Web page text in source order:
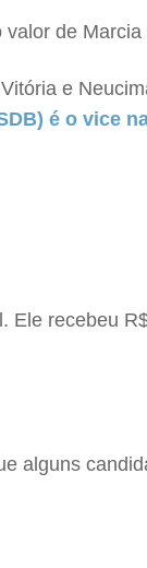
de
e
é o vice
Ele recebeu
alguns